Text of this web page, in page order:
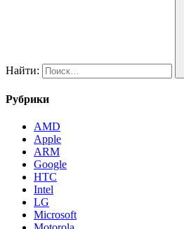
Найти:
Рубрики
AMD
Apple
ARM
Google
HTC
Intel
LG
Microsoft